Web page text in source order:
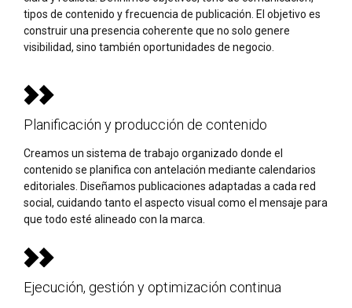
tipos de contenido y frecuencia de publicación. El objetivo es
construir una presencia coherente que no solo genere
visibilidad, sino también oportunidades de negocio.
Planificación y producción de contenido
Creamos un sistema de trabajo organizado donde el
contenido se planifica con antelación mediante calendarios
editoriales. Diseñamos publicaciones adaptadas a cada red
social, cuidando tanto el aspecto visual como el mensaje para
que todo esté alineado con la marca.
Ejecución, gestión y optimización continua